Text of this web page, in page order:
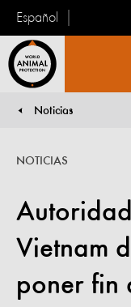
Español
Animal
Noticias
Vietnam
poner fin
NOTICIAS